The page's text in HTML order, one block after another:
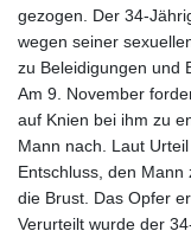
gezogen. Der 34-
wegen seiner
zu Beleidigungen und
Am 9. November
auf Knien bei ihm zu
Mann nach. Laut
Entschluss, den
die Brust. Das Opfer
Verurteilt wurde der